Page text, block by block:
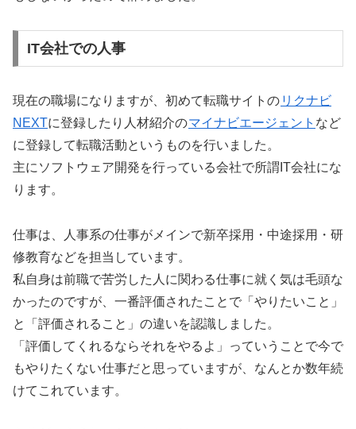
IT会社での人事
現在の職場になりますが、初めて転職サイトの リクナビ
NEXTに登録したり人材紹介のマイナビエージェント など
に登録して転職活動というものを行いました。
主にソフトウェア開発を行っている会社で所謂IT会社にな
ります。
仕事は、人事系の仕事がメインで新卒採用・中途採用・研
修教育などを担当しています。
私自身は前職で苦労した人に関わる仕事に就く気は毛頭な
かったのですが、一番評価されたことで「やりたいこと」
と「評価されること」の違いを認識しました。
「評価してくれるならそれをやるよ」っていうことで今で
もやりたくない仕事だと思っていますが、なんとか数年続
けてこれています。